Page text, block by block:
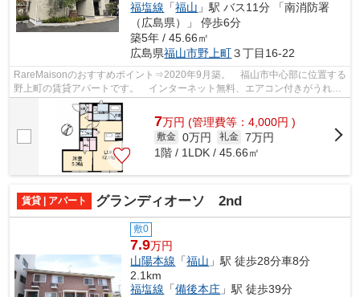
福塩線 「福山 」駅 バス11分 「南消防署
（広島県）」 停歩6分
築5年 / 45.66㎡
広島県福山市野上町３丁目16-22
RareMaisonのおすすめポイント⇒2020年9月築。 福山市中心部に位置する
野上町の賃貸アパートです。 インターネット無料、エアコン付きがうれし
いポイント♪ 小学校区は霞小学校です！...
7万円 (管理費等：4,000円 )
敷金 0万円 礼金 7万円
1階 / 1LDK / 45.66㎡
賃貸 | アパート グランディオーソ 2nd
敷0
7.9万円
山陽本線 「福山 」駅 徒歩28分車8分
2.1km
福塩線 「備後本庄 」駅 徒歩39分